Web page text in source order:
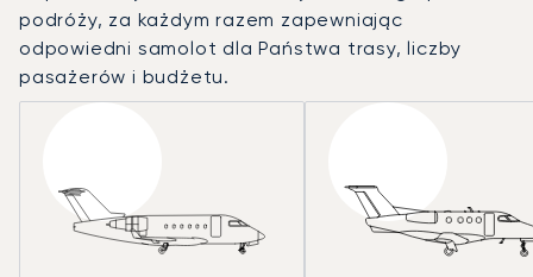
podróży, za każdym razem zapewniając
odpowiedni samolot dla Państwa trasy, liczby
pasażerów i budżetu.